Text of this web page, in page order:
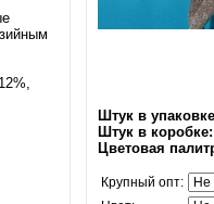
Штук в
Штук в коробке:
Цветовая
Крупный опт: